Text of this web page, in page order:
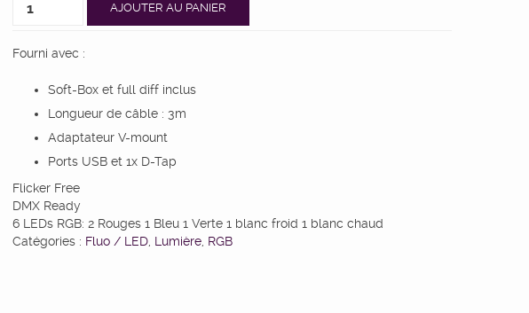
AJOUTER AU PANIER
Fourni avec :
Soft-Box et full diff inclus
Longueur de câble : 3m
Adaptateur V-mount
Ports USB et 1x D-Tap
Flicker Free
DMX Ready
6 LEDs RGB: 2 Rouges 1 Bleu 1 Verte 1 blanc froid 1 blanc chaud
Catégories : Fluo / LED Lumière RGB